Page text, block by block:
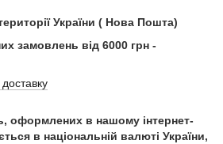
України ( Нова Пошта)
замовлень від 6000 грн -
оформлених в нашому інтернет-
в національній валюті України,